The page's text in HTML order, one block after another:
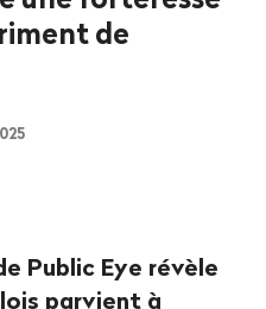
de
Public Eye révèle
parvient à